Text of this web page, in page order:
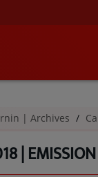
| Archives
|